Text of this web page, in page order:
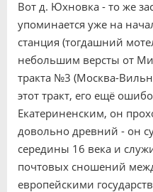
Вот д. Юхновка - то же
упоминается уже на
станция (тогдашний
небольшим версты от
тракта №3 (Москва-
этот тракт, его ещё
Екатериненским, он
довольно древний - он
середины 16 века и
почтовых сношений
европейскими